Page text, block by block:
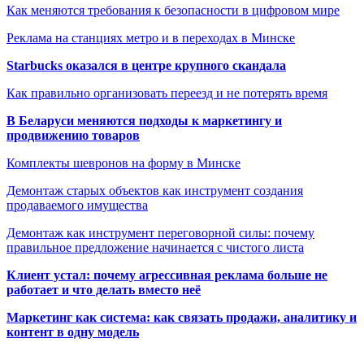
Как меняются требования к безопасности в цифровом мире
Реклама на станциях метро и в переходах в Минске
Starbucks оказался в центре крупного скандала
Как правильно организовать переезд и не потерять время
В Беларуси меняются подходы к маркетингу и
продвижению товаров
Комплекты шевронов на форму в Минске
Демонтаж старых объектов как инструмент создания
продаваемого имущества
Демонтаж как инструмент переговорной силы: почему
правильное предложение начинается с чистого листа
Клиент устал: почему агрессивная реклама больше не
работает и что делать вместо неё
Маркетинг как система: как связать продажи, аналитику и
контент в одну модель